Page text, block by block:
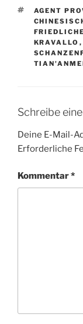
AGENT
KRAVALLO ,
Schreibe
Deine E-Mail-
Erforderliche
Kommentar*